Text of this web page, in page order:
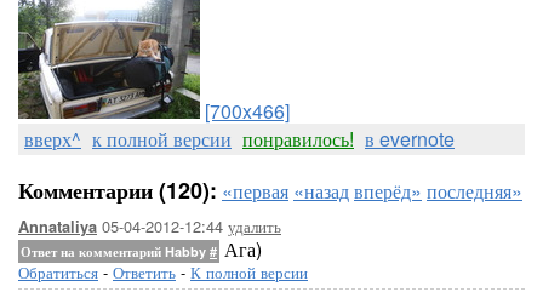
[700x466]
вверх^ к полной версии понравилось! в evernote
Комментарии (120): «первая «назадвперёд» последняя»
Annataliya 05-04-2012-12:44 удалить
Ответ на комментарий Habby # Ага)
Обратиться - Ответить - К полной версии